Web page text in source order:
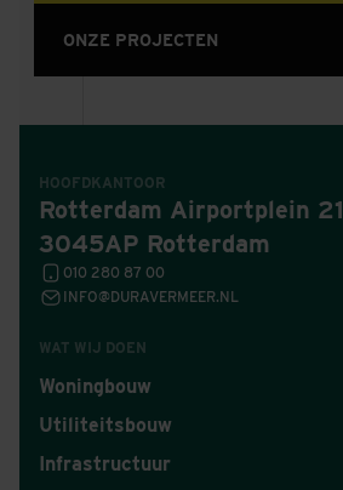
ONZE PROJECTEN
WAT WIJ DOEN
Woningbouw
Utiliteitsbouw
Infrastructuur
HOOFDKANTOOR
Rotterdam Airportplein 21
3045AP Rotterdam
010 280 87 00
INFO@DURAVERMEER.NL